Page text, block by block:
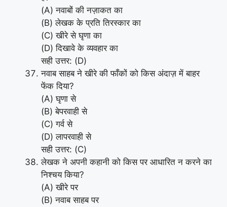
(A) नवाबों की नज़ाकत का
(B) लेखक के प्रति तिरस्कार का
(C) खीरे से घृणा का
(D) दिखावे के व्यवहार का
सही उत्तर: (D)
नवाब साहब ने खीरे की फाँकों को किस अंदाज़ में बाहर
फेंक दिया?
(A) घृणा से
(B) बेपरवाही से
(C) गर्व से
(D) लापरवाही से
सही उत्तर: (C)
लेखक ने अपनी कहानी को किस पर आधारित न करने का
निश्चय किया?
(A) खीरे पर
(B) नवाब साहब पर